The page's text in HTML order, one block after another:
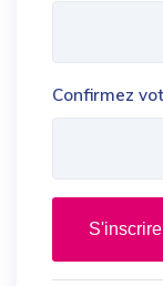
Confirmez
S'inscrire